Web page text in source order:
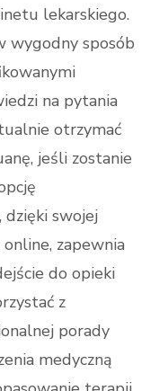
lekarskiego.
wygodny sposób
na pytania
otrzymać
jeśli zostanie
swojej
zapewnia
do opieki
z
porady
medyczną